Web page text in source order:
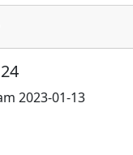
2023-01-13